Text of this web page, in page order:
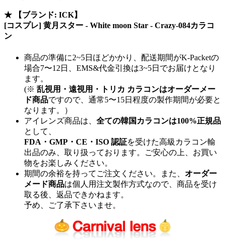
★
【ブランド: ICK】
[コスプレ] 黄月スター - White moon Star - Crazy-084カラコ
ン
商品の準備に2~5日ほどかかり、配送期間がK-Packetの
場合7〜12日、EMS&代金引換は3~5日でお届けとなり
ます。
(※ 乱視用・遠視用・トリカ カラコンはオーダーメー
ド商品ですので、 通常5〜15日程度の製作期間が必要と
なります。）
アイレンズ商品は、 全ての韓国カラコンは100%正規品
として、
FDA・GMP・CE・ISO 認証を受けた高級カラコン輸
出品のみ、取り扱っております。ご安心の上、お買い
物をお楽しみください。
期間の余裕を持ってご注文ください。また、 オーダー
メード商品は個人用注文製作方式なので、商品を受け
取る後、返品できかねます。
予め、ご了承下さいませ。